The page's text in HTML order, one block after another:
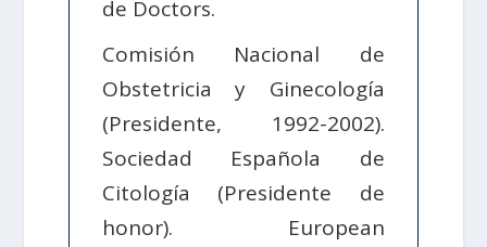
de Doctors.
Comisión Nacional de
Obstetricia y Ginecología
(Presidente, 1992-2002).
Sociedad Española de
Citología (Presidente de
honor). European